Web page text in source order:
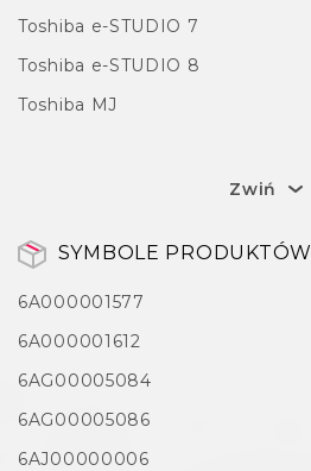
Toshiba e-STUDIO 7
Toshiba e-STUDIO 8
Toshiba MJ
Zwiń
SYMBOLE PRODUKTÓW
6A000001577
6A000001612
6AG00005084
6AG00005086
6AJ00000006